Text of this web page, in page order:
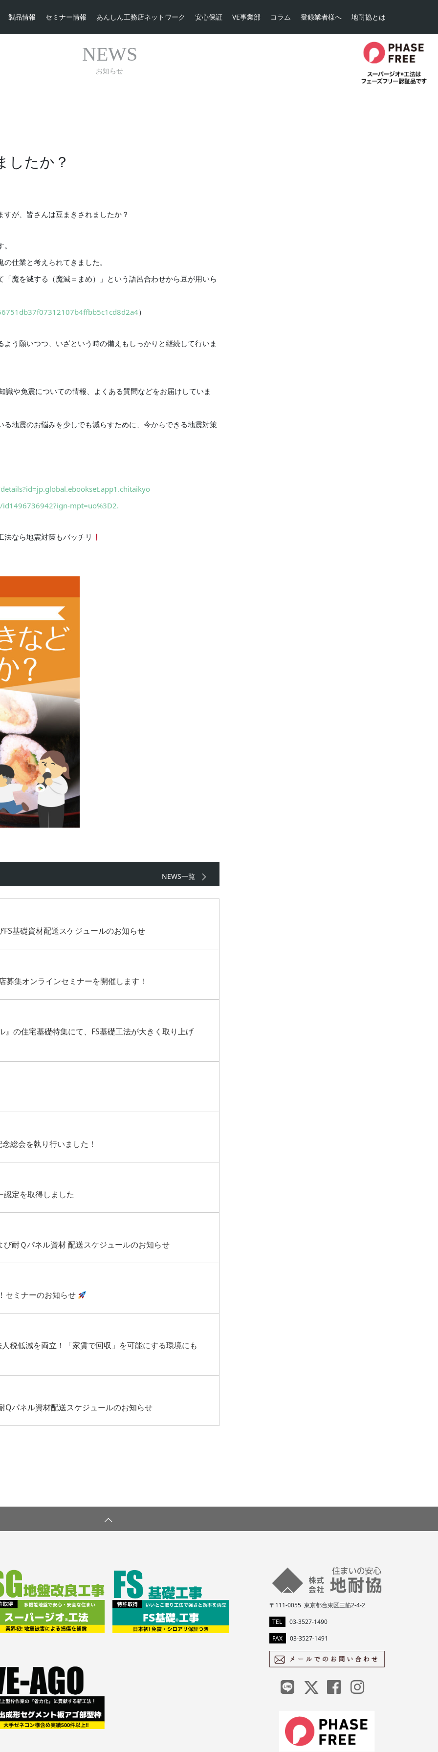
製品情報 セミナー情報 あんしん工務店ネットワーク 安心保証 VE事業部 コラム 登録業者様へ 地耐協とは
NEWS
お知らせ
したか？
が、皆さんは豆まきされましたか？
仕業と考えられてきました。
魔を滅する（魔滅＝まめ）」という語呂合わせから豆が用いら
）
う願いつつ、いざという時の備えもしっかりと継続して行いま
識や免震についての情報、よくある質問などをお届けしていま
地震のお悩みを少しでも減らすために、今からできる地震対策
mpt=uo%3D2.
なら地震対策もバッチリ
NEWS一覧
基礎資材配送スケジュールのお知らせ
集オンラインセミナーを開催します！
の住宅基礎特集にて、FS基礎工法が大きく取り上げ
総会を執り行いました！
定を取得しました
耐Ｑパネル資材 配送スケジュールのお知らせ
セミナーのお知らせ
税低減を両立！「家賃で回収」を可能にする環境にも
Qパネル資材配送スケジュールのお知らせ
〒111-0055 東京都台東区三筋2-4-2
TEL
03-3527-1490
FAX
03-3527-1491